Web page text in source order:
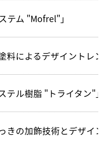
テム "Mofrel"」
料によるデザイントレ
テル樹脂 "トライタン"」
きの加飾技術とデザイ